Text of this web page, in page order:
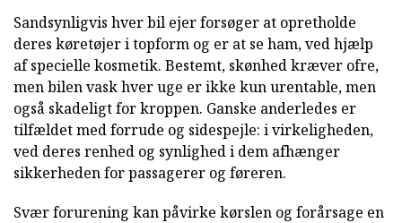
Sandsynligvis hver bil ejer forsøger at opretholde
deres køretøjer i topform og er at se ham, ved hjælp
af specielle kosmetik. Bestemt, skønhed kræver ofre,
men bilen vask hver uge er ikke kun urentable, men
også skadeligt for kroppen. Ganske anderledes er
tilfældet med forrude og sidespejle: i virkeligheden,
ved deres renhed og synlighed i dem afhænger
sikkerheden for passagerer og føreren.
Svær forurening kan påvirke kørslen og forårsage en